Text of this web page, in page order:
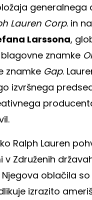
generalnega
Lauren Corp. in
Larssona,
znamke
znamke Gap.
izvršnega
Ralph Lauren
Združenih
Njegova oblačila
izrazito